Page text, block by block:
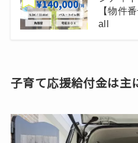
【物件
all
子育て応援給付金は主